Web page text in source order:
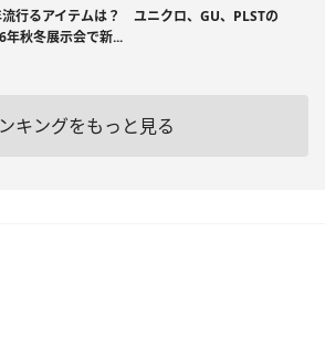
行るアイテムは？ ユニクロ、GU、PLSTの
年秋冬展示会で新...
キングをもっと見る